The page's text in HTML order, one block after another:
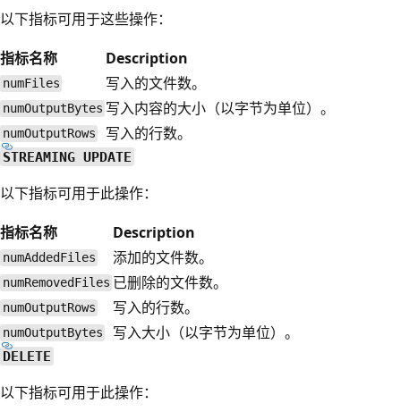
以下指标可用于这些操作：
指标名称
Description
numFiles 写入的文件数。
numOutputBytes 写入内容的大小（以字节为单位）。
numOutputRows 写入的行数。
STREAMING UPDATE
以下指标可用于此操作：
指标名称
Description
numAddedFiles 添加的文件数。
numRemovedFiles 已删除的文件数。
numOutputRows 写入的行数。
numOutputBytes 写入大小（以字节为单位）。
DELETE
以下指标可用于此操作：